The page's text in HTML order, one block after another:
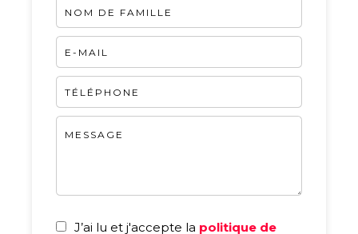
J’ai lu et j'accepte la politique de